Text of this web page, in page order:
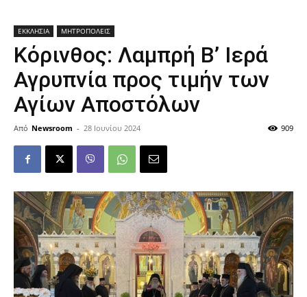
ΕΚΚΛΗΣΙΑ ΜΗΤΡΟΠΟΛΕΙΣ
Κόρινθος: Λαμπρή Β’ Ιερά
Αγρυπνία προς τιμήν των
Αγίων Αποστόλων
Από Newsroom - 28 Ιουνίου 2024 909